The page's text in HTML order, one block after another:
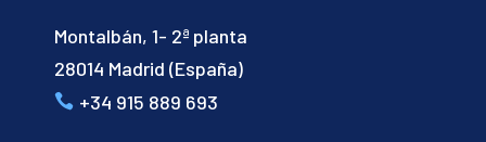
Montalbán, 1- 2ª planta
28014 Madrid (España)
+34 915 889 693